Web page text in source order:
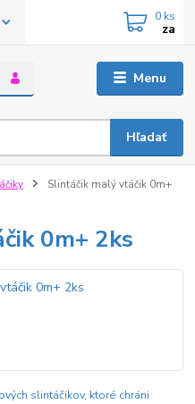
Menu
Hľadať
0 ks
za
Slintáčik malý vtáčik 0m+
0m+ 2ks
slintáčikov, ktoré chráni